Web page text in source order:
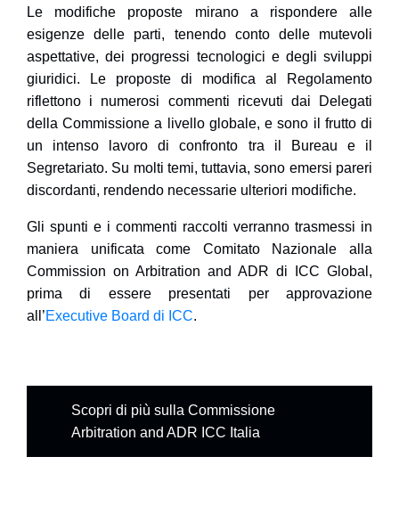
Le modifiche proposte mirano a rispondere alle
esigenze delle parti, tenendo conto delle mutevoli
aspettative, dei progressi tecnologici e degli sviluppi
giuridici. Le proposte di modifica al Regolamento
riflettono i numerosi commenti ricevuti dai Delegati
della Commissione a livello globale, e sono il frutto di
un intenso lavoro di confronto tra il Bureau e il
Segretariato. Su molti temi, tuttavia, sono emersi pareri
discordanti, rendendo necessarie ulteriori modifiche.
Gli spunti e i commenti raccolti verranno trasmessi in
maniera unificata come Comitato Nazionale alla
Commission on Arbitration and ADR di ICC Global ,
prima di essere presentati per approvazione
all’Executive Board di ICC.
Scopri di più sulla Commissione
Arbitration and ADR ICC Italia